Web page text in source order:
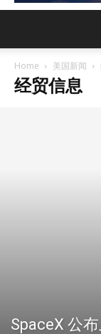
Home 美国新闻
经贸信息
SpaceX 公